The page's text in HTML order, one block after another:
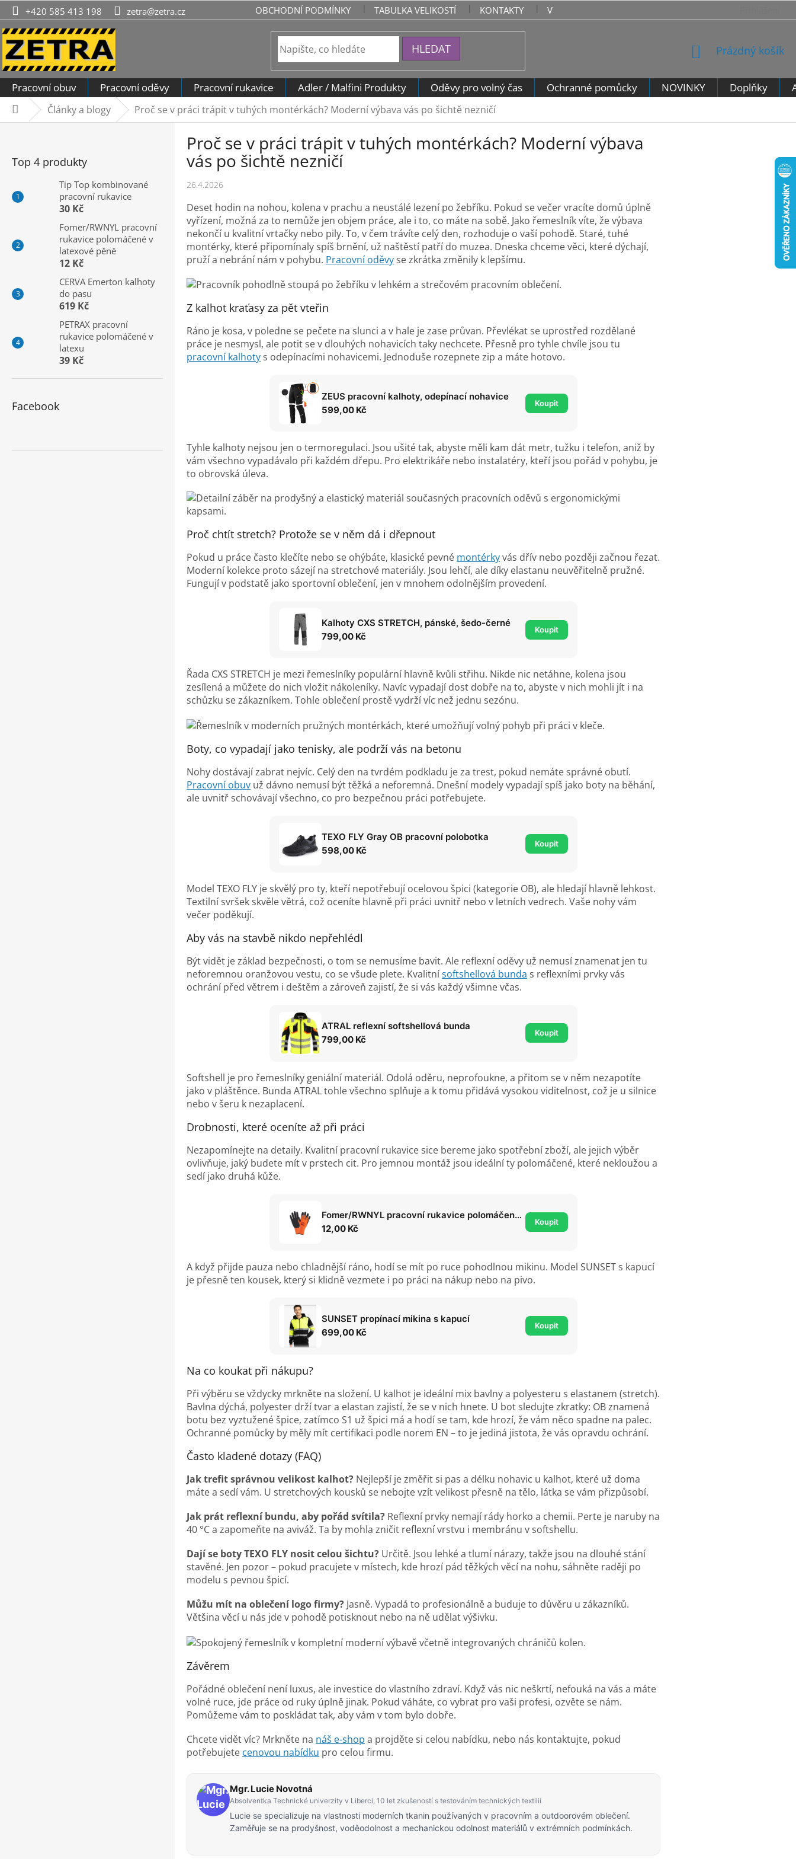
Přejít
na
obsah
+420 585 413 198 zetra@zetra.cz OBCHODNÍ PODMÍNKY TABULKA VELIKOSTÍ KONTAKTY VRÁCENÍ ZBOŽÍ - VZOROVÝ FORMULÁŘ PRO ODSTOUPENÍ
HLEDAT
NÁKUPNÍ
Prázdný košík
Pracovní obuv Pracovní oděvy Pracovní rukavice Adler / Malfini Produkty Oděvy pro volný čas Ochranné pomůcky NOVINKY Doplňky
DomůČlánky a blogy Proč se v práci trápit v tuhých montérkách? Moderní výbava vás po šichtě nezničí
Top 4 produkty
Tip Top kombinované
pracovní rukavice
30 Kč
Fomer/RWNYL pracovní
rukavice polomáčené v
latexové pěně
12 Kč
CERVA Emerton kalhoty
do pasu
619 Kč
PETRAX pracovní
rukavice polomáčené v
latexu
39 Kč
Facebook
Proč se v práci trápit v tuhých montérkách? Moderní výbava
vás po šichtě nezničí
26.4.2026
Deset hodin na nohou, kolena v prachu a neustálé lezení po žebříku. Pokud se večer vracíte domů úplně
vyřízení, možná za to nemůže jen objem práce, ale i to, co máte na sobě. Jako řemeslník víte, že výbava
nekončí u kvalitní vrtačky nebo pily. To, v čem trávíte celý den, rozhoduje o vaší pohodě. Staré, tuhé
montérky, které připomínaly spíš brnění, už naštěstí patří do muzea. Dneska chceme věci, které dýchají,
pruží a nebrání nám v pohybu. Pracovní oděvy se zkrátka změnily k lepšímu.
Z kalhot kraťasy za pět vteřin
Ráno je kosa, v poledne se pečete na slunci a v hale je zase průvan. Převlékat se uprostřed rozdělané
práce je nesmysl, ale potit se v dlouhých nohavicích taky nechcete. Přesně pro tyhle chvíle jsou tu
pracovní kalhoty s odepínacími nohavicemi. Jednoduše rozepnete zip a máte hotovo.
ZEUS pracovní kalhoty, odepínací nohavice
599,00 Kč
Koupit
Tyhle kalhoty nejsou jen o termoregulaci. Jsou ušité tak, abyste měli kam dát metr, tužku i telefon, aniž by
vám všechno vypadávalo při každém dřepu. Pro elektrikáře nebo instalatéry, kteří jsou pořád v pohybu, je
to obrovská úleva.
Proč chtít stretch? Protože se v něm dá i dřepnout
Pokud u práce často klečíte nebo se ohýbáte, klasické pevné montérkyvás dřív nebo později začnou řezat.
Moderní kolekce proto sázejí na stretchové materiály. Jsou lehčí, ale díky elastanu neuvěřitelně pružné.
Fungují v podstatě jako sportovní oblečení, jen v mnohem odolnějším provedení.
Kalhoty CXS STRETCH, pánské, šedo-černé
799,00 Kč
Koupit
Řada CXS STRETCH je mezi řemeslníky populární hlavně kvůli střihu. Nikde nic netáhne, kolena jsou
zesílená a můžete do nich vložit nákoleníky. Navíc vypadají dost dobře na to, abyste v nich mohli jít i na
schůzku se zákazníkem. Tohle oblečení prostě vydrží víc než jednu sezónu.
Boty, co vypadají jako tenisky, ale podrží vás na betonu
Nohy dostávají zabrat nejvíc. Celý den na tvrdém podkladu je za trest, pokud nemáte správné obutí.
Pracovní obuv už dávno nemusí být těžká a neforemná. Dnešní modely vypadají spíš jako boty na běhání,
ale uvnitř schovávají všechno, co pro bezpečnou práci potřebujete.
TEXO FLY Gray OB pracovní polobotka
598,00 Kč
Koupit
Model TEXO FLY je skvělý pro ty, kteří nepotřebují ocelovou špici (kategorie OB), ale hledají hlavně lehkost.
Textilní svršek skvěle větrá, což oceníte hlavně při práci uvnitř nebo v letních vedrech. Vaše nohy vám
večer poděkují.
Aby vás na stavbě nikdo nepřehlédl
Být vidět je základ bezpečnosti, o tom se nemusíme bavit. Ale reflexní oděvy už nemusí znamenat jen tu
neforemnou oranžovou vestu, co se všude plete. Kvalitnísoftshellová bunda s reflexními prvky vás
ochrání před větrem i deštěm a zároveň zajistí, že si vás každý všimne včas.
ATRAL reflexní softshellová bunda
799,00 Kč
Koupit
Softshell je pro řemeslníky geniální materiál. Odolá oděru, neprofoukne, a přitom se v něm nezapotíte
jako v pláštěnce. Bunda ATRAL tohle všechno splňuje a k tomu přidává vysokou viditelnost, což je u silnice
nebo v šeru k nezaplacení.
Drobnosti, které oceníte až při práci
Nezapomínejte na detaily. Kvalitní pracovní rukavice sice bereme jako spotřební zboží, ale jejich výběr
ovlivňuje, jaký budete mít v prstech cit. Pro jemnou montáž jsou ideální ty polomáčené, které nekloužou a
sedí jako druhá kůže.
Fomer/RWNYL pracovní rukavice polomáčené v latexové pěně
12,00 Kč
Koupit
A když přijde pauza nebo chladnější ráno, hodí se mít po ruce pohodlnou mikinu. Model SUNSET s kapucí
je přesně ten kousek, který si klidně vezmete i po práci na nákup nebo na pivo.
SUNSET propínací mikina s kapucí
699,00 Kč
Koupit
Na co koukat při nákupu?
Při výběru se vždycky mrkněte na složení. U kalhot je ideální mix bavlny a polyesteru s elastanem (stretch).
Bavlna dýchá, polyester drží tvar a elastan zajistí, že se v nich hnete. U bot sledujte zkratky: OB znamená
botu bez vyztužené špice, zatímco S1 už špici má a hodí se tam, kde hrozí, že vám něco spadne na palec.
Ochranné pomůcky by měly mít certifikaci podle norem EN – to je jediná jistota, že vás opravdu ochrání.
Často kladené dotazy (FAQ)
Jak trefit správnou velikost kalhot? Nejlepší je změřit si pas a délku nohavic u kalhot, které už doma
máte a sedí vám. U stretchových kousků se nebojte vzít velikost přesně na tělo, látka se vám přizpůsobí.
Jak prát reflexní bundu, aby pořád svítila? Reflexní prvky nemají rády horko a chemii. Perte je naruby na
40 °C a zapomeňte na aviváž. Ta by mohla zničit reflexní vrstvu i membránu v softshellu.
Dají se boty TEXO FLY nosit celou šichtu? Určitě. Jsou lehké a tlumí nárazy, takže jsou na dlouhé stání
stavěné. Jen pozor – pokud pracujete v místech, kde hrozí pád těžkých věcí na nohu, sáhněte raději po
modelu s pevnou špicí.
Můžu mít na oblečení logo firmy? Jasně. Vypadá to profesionálně a buduje to důvěru u zákazníků.
Většina věcí u nás jde v pohodě potisknout nebo na ně udělat výšivku.
Závěrem
Pořádné oblečení není luxus, ale investice do vlastního zdraví. Když vás nic neškrtí, nefouká na vás a máte
volné ruce, jde práce od ruky úplně jinak. Pokud váháte, co vybrat pro vaši profesi, ozvěte se nám.
Pomůžeme vám to poskládat tak, aby vám v tom bylo dobře.
Chcete vidět víc? Mrkněte na náš e-shop a projděte si celou nabídku, nebo nás kontaktujte, pokud
potřebujete cenovou nabídku pro celou firmu.
Mgr. Lucie Novotná
Absolventka Technické univerzity v Liberci, 10 let zkušeností s testováním technických textilií
Lucie se specializuje na vlastnosti moderních tkanin používaných v pracovním a outdoorovém oblečení.
Zaměřuje se na prodyšnost, voděodolnost a mechanickou odolnost materiálů v extrémních podmínkách.